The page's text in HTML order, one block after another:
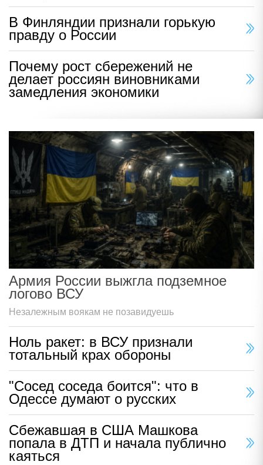
В Финляндии признали горькую
правду о России
Почему рост сбережений не
делает россиян виновниками
замедления экономики
Армия России выжгла подземное
логово ВСУ
Незалежным воякам не позавидуешь
Ноль ракет: в ВСУ признали
тотальный крах обороны
"Сосед соседа боится": что в
Одессе думают о русских
Сбежавшая в США Машкова
попала в ДТП и начала публично
каяться